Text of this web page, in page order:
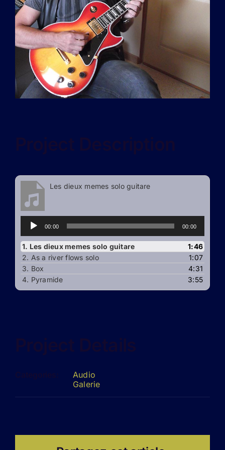
Les dieux memes solo guitare
Lecteur
audio
00:00 00:00
1. Les dieux memes solo guitare
1:46
2. As a river flows solo
1:07
3. Box
4:31
4. Pyramide 3:55
Audio
Galerie